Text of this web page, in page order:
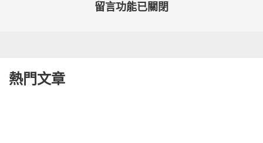
留言功能已關閉
熱門文章